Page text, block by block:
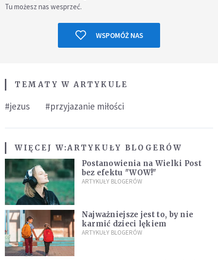
Tu możesz nas wesprzeć.
WSPOMÓŻ NAS
TEMATY W ARTYKULE
#jezus #przyjazanie miłości
WIĘCEJ W:ARTYKUŁY BLOGERÓW
Postanowienia na Wielki Post
bez efektu "WOW!"
ARTYKUŁY BLOGERÓW
Najważniejsze jest to, by nie
karmić dzieci lękiem
ARTYKUŁY BLOGERÓW